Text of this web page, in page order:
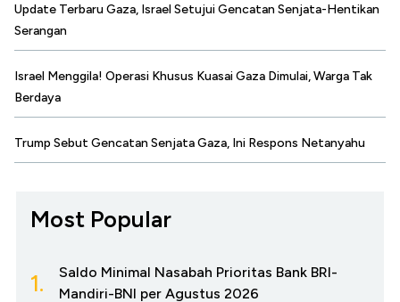
Update Terbaru Gaza, Israel Setujui Gencatan Senjata-Hentikan
Serangan
Israel Menggila! Operasi Khusus Kuasai Gaza Dimulai, Warga Tak
Berdaya
Trump Sebut Gencatan Senjata Gaza, Ini Respons Netanyahu
Most Popular
1.
Saldo Minimal Nasabah Prioritas Bank BRI-
Mandiri-BNI per Agustus 2026